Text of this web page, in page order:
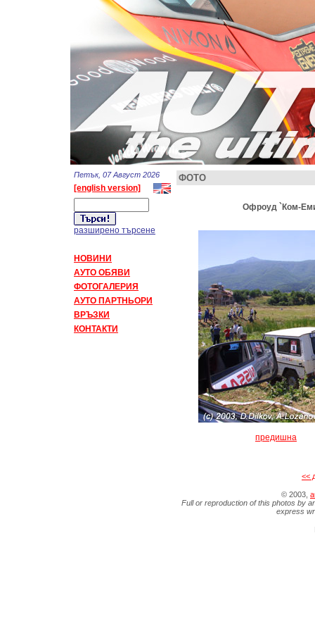
Петък, 07 Август 2026
[english version]
разширено търсене
НОВИНИ
АУТО ОБЯВИ
ФОТОГАЛЕРИЯ
АУТО ПАРТНЬОРИ
ВРЪЗКИ
КОНТАКТИ
ФОТО
Офроуд `Ком-
предишна
<<
© 2003,
Full or reproduction of this photos by
express